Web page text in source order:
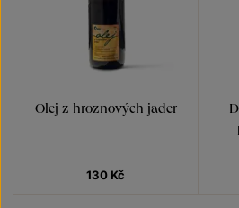
Olej z hroznových jader
130 Kč